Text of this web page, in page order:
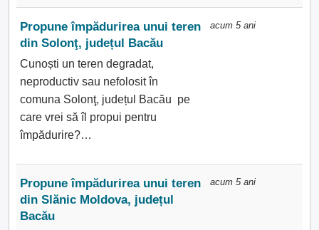
Propune împădurirea unui teren
din Solonţ, județul Bacău
Cunoști un teren degradat,
neproductiv sau nefolosit în
comuna Solonţ, județul Bacău pe
care vrei să îl propui pentru
împădurire?…
acum 5 ani
Propune împădurirea unui teren
din Slănic Moldova, județul
Bacău
acum 5 ani